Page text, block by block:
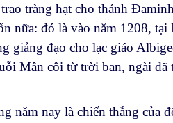
tràng hạt cho thánh
nữa: đó là vào năm 1208,
giảng đạo cho lạc giáo
Mân côi từ trời ban, ngài đã
năm nay là chiến thắng của